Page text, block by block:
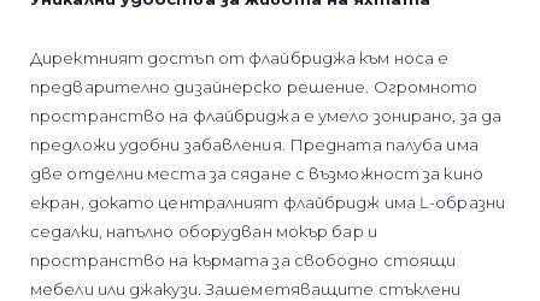
Директният достъп от флайбриджа към носа е
предварително дизайнерско решение. Огромното
пространство на флайбриджа е умело зонирано, за да
предложи удобни забавления. Предната палуба има
две отделни места за сядане с възможност за кино
екран, докато централният флайбридж има L-образни
седалки, напълно оборудван мокър бар и
пространство на кърмата за свободно стоящи
мебели или джакузи. Зашеметяващите стъклени